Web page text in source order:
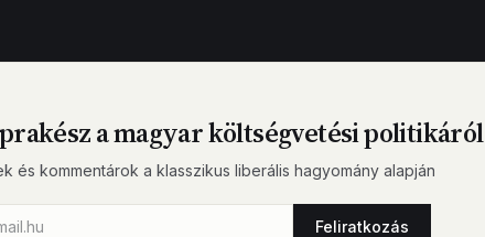
a magyar költségvetési politikáról
és kommentárok a klasszikus liberális hagyomány alapján
Feliratkozás